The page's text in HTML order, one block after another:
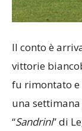
Il conto è
vittorie
fu rimontato
una
“Sandrini” di